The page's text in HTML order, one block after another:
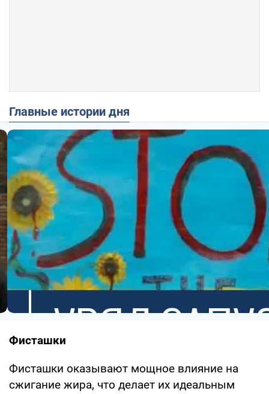
Главные истории дня
Фисташки
Фисташки оказывают мощное влияние на
сжигание жира, что делает их идеальным